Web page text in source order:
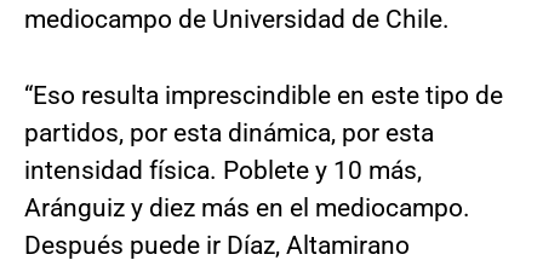
mediocampo de Universidad de Chile.
“Eso resulta imprescindible en este tipo de
partidos, por esta dinámica, por esta
intensidad física. Poblete y 10 más,
Aránguiz y diez más en el mediocampo.
Después puede ir Díaz, Altamirano